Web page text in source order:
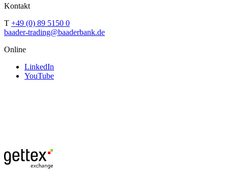
Kontakt
T +49 (0) 89 5150 0
baader-trading@baaderbank.de
Online
LinkedIn
YouTube